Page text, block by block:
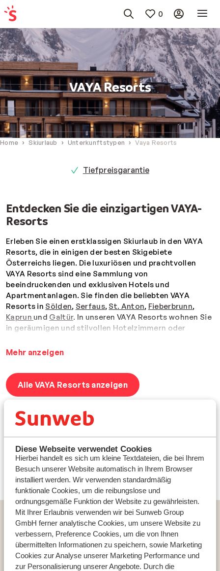
Diese Webseite verwendet Cookies
Hierbei handelt es sich um kleine Textdateien, die bei Ihrem
Besuch unserer Website automatisch in Ihrem Browser
installiert werden. Wir verwenden standardmäßig
funktionale Cookies, um die reibungslose und
ordnungsgemäße Funktion der Website zu gewährleisten.
Mit Ihrer Erlaubnis verwenden wir bei Sunweb Group
GmbH ferner analytische Cookies, um unsere Website zu
verbessern, Preference Cookies, um die von Ihnen
übermittelten Informationen zu speichern, sowie Marketing
Cookies zur Analyse unserer Marketing Performance und
zur Personalisierung unserer Angebote. Durch die
0
VAYA Resorts
Home Skiurlaub Unterkunftstypen Vaya Resorts
Tiefpreisgarantie
Entdecken Sie die einzigartigen VAYA-
Resorts
Erleben Sie einen erstklassigen Skiurlaub in den VAYA
Resorts, die in einigen der besten Skigebiete
Österreichs liegen. Die luxuriösen und prachtvollen
VAYA Resorts sind eine Sammlung von
beeindruckenden und exklusiven Hotels und
Apartmentanlagen. Sie finden die beliebten VAYA
Resorts in Sölden, Serfaus, St. Anton, Fieberbrunn,
Kaprun und Galtür. In unseren VAYA Resorts wohnen Sie
in geräumigen und stilvollen Hotelzimmern oder
österreichischen Alpenstil in Kombination mit
Alle VAYA Resorts verfügen über großzügige und
hervorragende Wellness-Einrichtungen, in denen Sie
sich nach einem langen Tag auf der Piste herrlich
entspannen und verwöhnen lassen können. VAYA
Resorts sind die perfekte Wahl für alle, die hohe
Skiurlaub in luxuriöser Umgebung träumen und für
größere Familien und Gruppen, die sich in ihrem
Skiurlaub inÖsterreichwie zu Hause fühlen wollen.
finden Sie auch unser komplettes Angebot an
und Spa-Hotels
Mehr anzeigen
Alle VAYA Resorts anzeigen
Reiseziele
Österreich
Frankreich
Italien